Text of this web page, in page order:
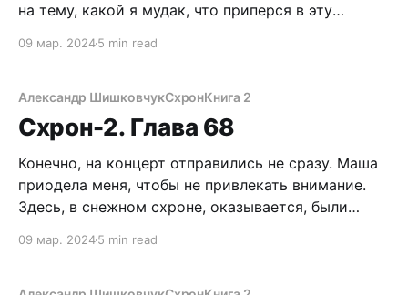
на тему, какой я мудак, что приперся в эту
Быстрая серия выстрелов. Бесшумные пули
одного за другим. Уроды с воплями бросались
врассыпную, но невидимый стрелок не оставил
ни
09 мар. 20245 min read
Александр ШишковчукСхронКнига 2
Схрон-2. Глава 68
Конечно, на концерт отправились не сразу. Маша
приодела меня, чтобы не привлекать внимание.
Здесь, в снежном схроне, оказывается, были
дернули со складов. Теперь я выгляжу, как пендос
09 мар. 20245 min read